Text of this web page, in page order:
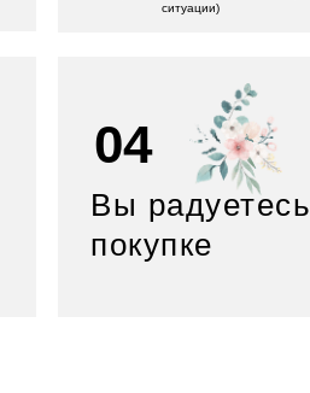
04
Вы радуетесь
покупке
ситуации)